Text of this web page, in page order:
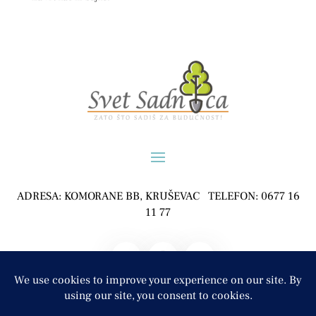
ADRESA: KOMORANE BB, KRUŠEVAC TELEFON: 0677 16
11 77